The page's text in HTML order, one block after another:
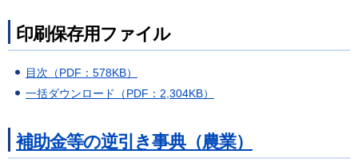
印刷保存用ファイル
目次（PDF：578KB）
一括ダウンロード（PDF：2,304KB）
補助金等の逆引き事典（農業）